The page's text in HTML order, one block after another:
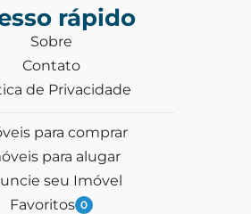
rápido
Sobre
Contato
de Privacidade
para comprar
para alugar
seu Imóvel
Favoritos 0